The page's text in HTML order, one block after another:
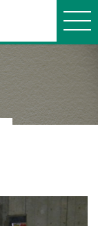
ABOUT
・緩衝材
セージ
質問